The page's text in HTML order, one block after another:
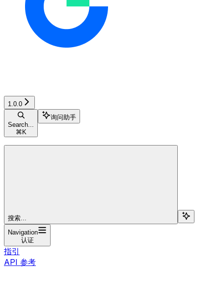
1.0.0
Search...
⌘ K
询问助手
搜索...
Navigation
认证
指引
API 参考